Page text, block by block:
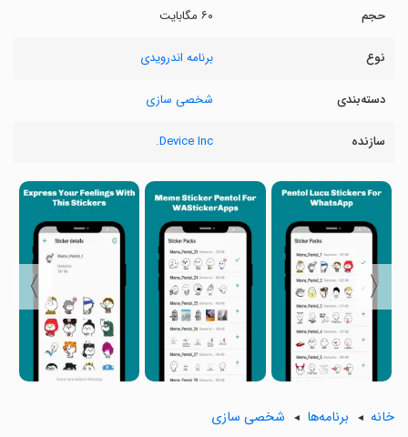
حجم ۶۰ مگابایت
نوع برنامه اندرویدی
دسته‌بندی شخصی سازی
سازنده Device Inc.
〈
〉
خانه برنامه‌ها شخصی سازی